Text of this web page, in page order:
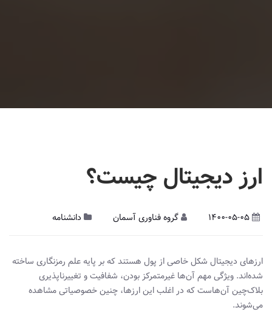
ارز‌ دیجیتال چیست؟
1400-05-05 گروه فناوری آسمان دانشنامه
ارزهای دیجیتال شکل خاصی از پول هستند که بر پایه علم رمزنگاری ساخته
شده‌اند. ویژگی مهم آن‌ها غیرمتمرکز بودن، شفافیت و تغییرناپذیری
بلاک‌چین آن‌هاست که در اغلب این ارزها، چنین خصوصیاتی مشاهده
می‌‌شوند.